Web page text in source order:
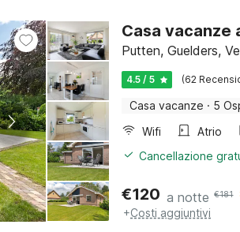
Casa vacanze
Putten, Guelders,
4.5 / 5 (62
Casa vacanze · 5
Wifi
Atrio
Cancellazione
€120 a notte €181
+Costi aggiuntivi